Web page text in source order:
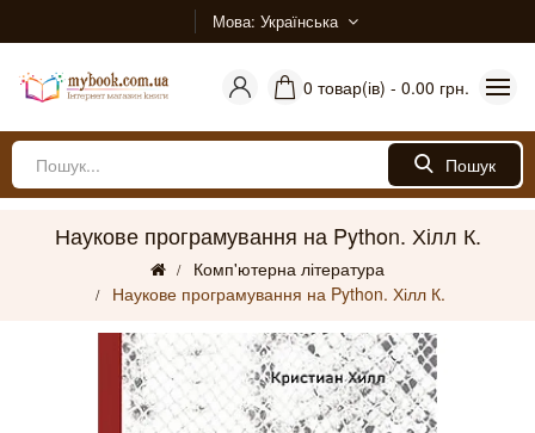
Мова Українська
0 товар(ів) - 0.00 грн.
Пошук
Наукове програмування на Python. Хілл К.
Комп'ютерна література
Наукове програмування на Python. Хілл К.